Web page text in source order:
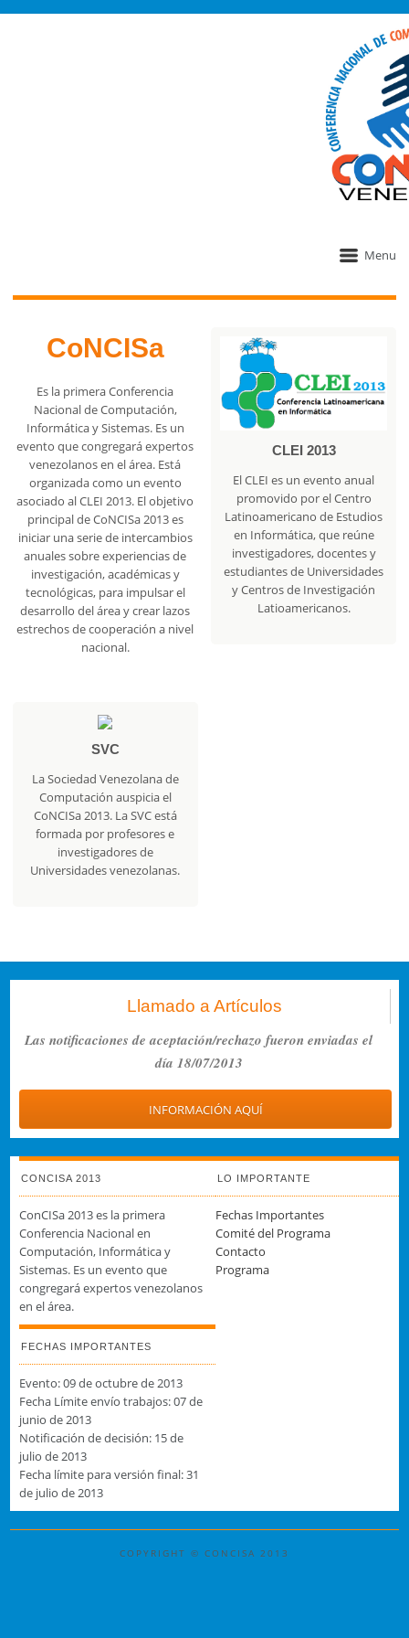
Menu
CoNCISa
Es la primera Conferencia
Nacional de Computación,
Informática y Sistemas. Es un
evento que congregará expertos
venezolanos en el área. Está
organizada como un evento
asociado al CLEI 2013. El objetivo
principal de CoNCISa 2013 es
iniciar una serie de intercambios
anuales sobre experiencias de
investigación, académicas y
tecnológicas, para impulsar el
desarrollo del área y crear lazos
estrechos de cooperación a nivel
nacional.
CLEI 2013
El CLEI es un evento anual
promovido por el Centro
Latinoamericano de Estudios
en Informática, que reúne
investigadores, docentes y
estudiantes de Universidades
y Centros de Investigación
Latioamericanos.
SVC
La Sociedad Venezolana de
Computación auspicia el
CoNCISa 2013. La SVC está
formada por profesores e
investigadores de
Universidades venezolanas.
Llamado a Artículos
Las notificaciones de aceptación/rechazo fueron enviadas el
día 18/07/2013
INFORMACIÓN AQUÍ
CONCISA 2013
ConCISa 2013 es la primera
Conferencia Nacional en
Computación, Informática y
Sistemas. Es un evento que
congregará expertos venezolanos
en el área.
LO IMPORTANTE
Fechas Importantes
Comité del Programa
Contacto
Programa
FECHAS IMPORTANTES
Evento: 09 de octubre de 2013
Fecha Límite envío trabajos: 07 de
junio de 2013
Notificación de decisión: 15 de
julio de 2013
Fecha límite para versión final: 31
de julio de 2013
COPYRIGHT © CONCISA 2013